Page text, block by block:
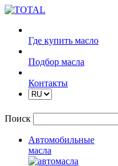
Где купить масло
Подбор масла
Контакты
Поиск
Автомобильные
масла